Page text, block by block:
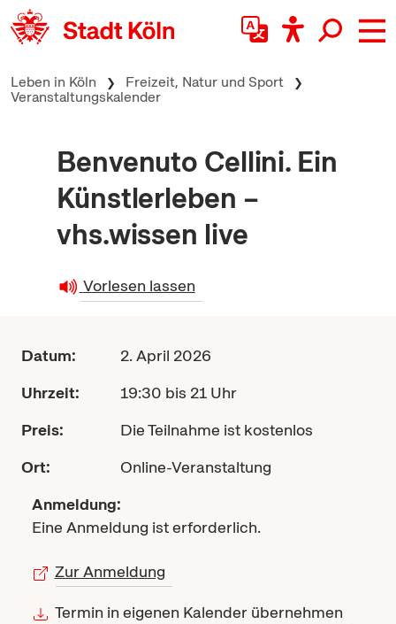
zum Inhalt springen
Leben in Köln
Freizeit, Natur und Sport
Veranstaltungskalender
Benvenuto Cellini. Ein
Künstlerleben –
vhs.wissen live
Vorlesen lassen
Datum:
2. April 2026
Uhrzeit:
19:30 bis 21 Uhr
Preis:
Die Teilnahme ist kostenlos
Ort:
Online-Veranstaltung
Anmeldung:
Eine Anmeldung ist erforderlich.
Zur Anmeldung
Termin in eigenen Kalender übernehmen